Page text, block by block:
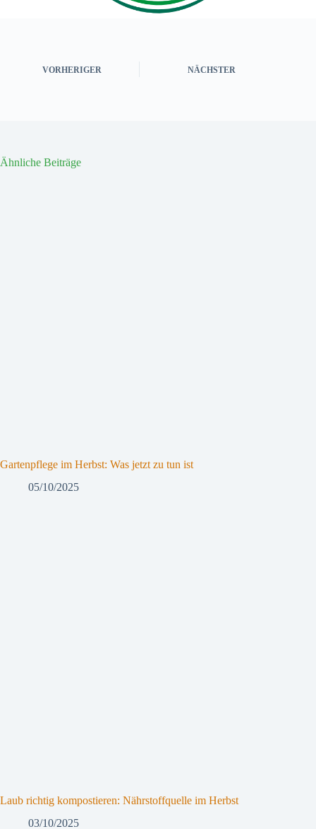
VORHERIGER NÄCHSTER
Ähnliche Beiträge
Gartenpflege im Herbst: Was jetzt zu tun ist
05/10/2025
Laub richtig kompostieren: Nährstoffquelle im Herbst
03/10/2025